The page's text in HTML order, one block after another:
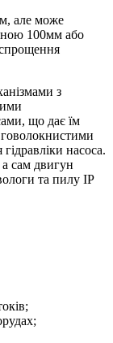
але може
100мм або
з
що дає їм
насоса.
сам двигун
та пилу IP